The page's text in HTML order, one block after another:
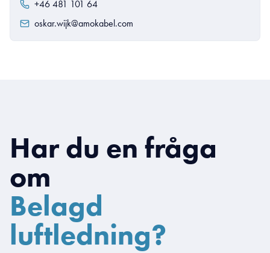
+46 481 101 64
oskar.wijk@amokabel.com
Har du en fråga
om
Belagd
luftledning?